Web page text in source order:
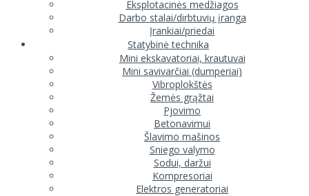
Eksplotacinės medžiagos
Darbo stalai/dirbtuvių įranga
Įrankiai/priedai
Statybinė technika
Mini ekskavatoriai, krautuvai
Mini savivarčiai (dumperiai)
Vibroplokštės
Žemės grąžtai
Pjovimo
Betonavimui
Šlavimo mašinos
Sniego valymo
Sodui, daržui
Kompresoriai
Elektros generatoriai